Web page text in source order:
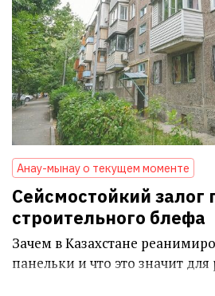
Анау-мынау о текущем моменте
Сейсмостойкий залог
строительного блефа
Зачем в Казахстане
панельки и что это значит